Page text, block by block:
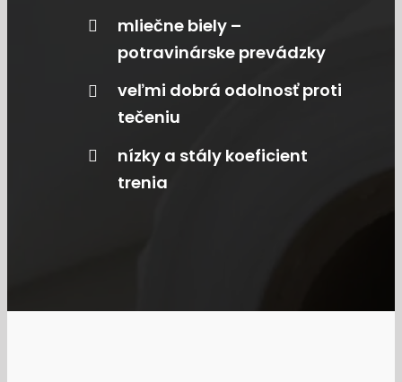
mliečne biely –
potravinárske prevádzky
veľmi dobrá odolnosť proti
tečeniu
nízky a stály koeficient
trenia